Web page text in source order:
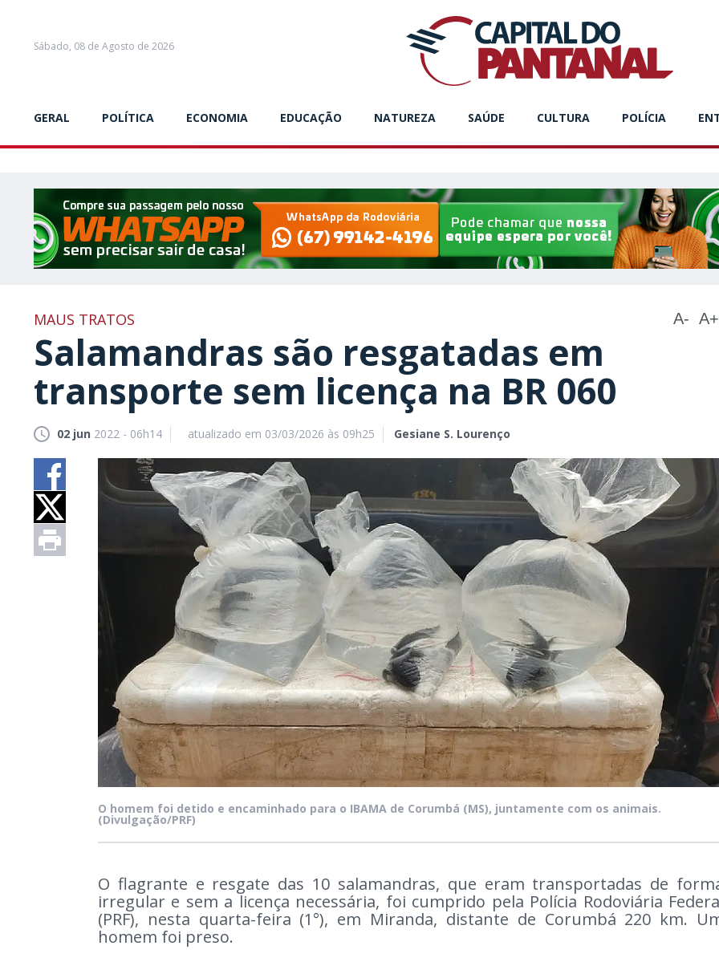
Sábado, 08 de Agosto de 2026
GERAL POLÍTICA ECONOMIA EDUCAÇÃO NATUREZA SAÚDE CULTURA POLÍCIA
MAUS TRATOS A- A+
Salamandras são resgatadas em
transporte sem licença na BR 060
02 jun 2022 - 06h14 atualizado em 03/03/2026 às 09h25 Gesiane S. Lourenço
O homem foi detido e encaminhado para o IBAMA de Corumbá (MS), juntamente com os animais.
(Divulgação/PRF)
O flagrante e resgate das 10 salamandras, que eram transportadas de
irregular e sem a licença necessária, foi cumprido pela Polícia Rodoviária
(PRF), nesta quarta-feira (1°), em Miranda, distante de Corumbá 220 km.
homem foi preso.